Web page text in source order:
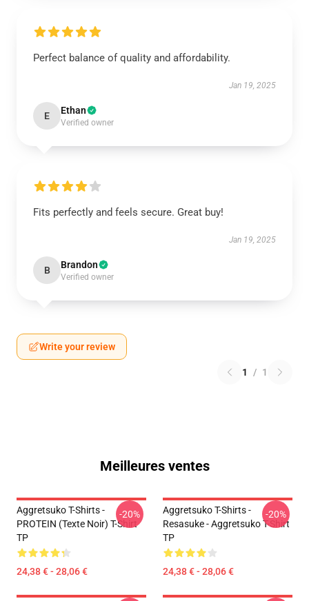
Perfect balance of quality and affordability.
Jan 19, 2025
E Ethan
Verified owner
Fits perfectly and feels secure. Great buy!
Jan 19, 2025
B Brandon
Verified owner
Write your review
1 / 1
Meilleures ventes
Aggretsuko T-Shirts -
PROTEIN (texte Noir) T-Shirt
TP
24,38 € - 28,06 €
-20%
Aggretsuko T-Shirts -
Resasuke - Aggretsuko T-Shirt
TP
24,38 € - 28,06 €
-20%